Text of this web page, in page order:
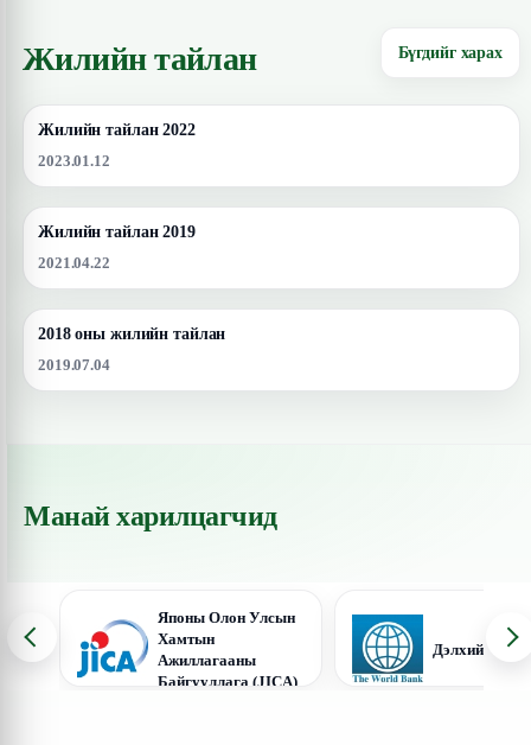
Жилийн тайлан Бүгдийг харах
Жилийн тайлан 2022
2023.01.12
Жилийн тайлан 2019
2021.04.22
2018 оны жилийн тайлан
2019.07.04
Манай харилцагчид
Японы Олон Улсын
Хамтын
Ажиллагааны
Байгууллага (JICA)
Дэлхийн Банк